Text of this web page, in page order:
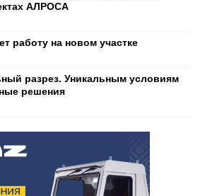
АЛРОСА
работу на новом участке
разрез. Уникальным условиям
решения